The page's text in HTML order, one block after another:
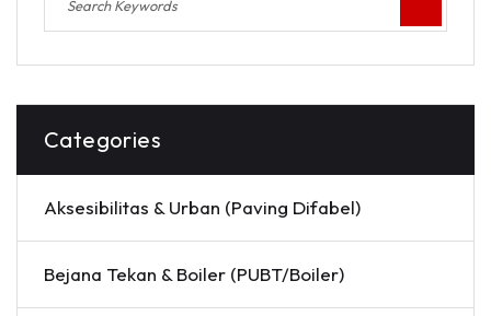
Categories
Aksesibilitas & Urban (Paving Difabel)
Bejana Tekan & Boiler (PUBT/Boiler)